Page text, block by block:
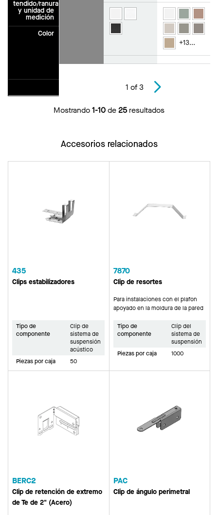
tendido/ranura
y unidad de
medición
Color
+13...
1 of3
Mostrando1-10de 25resultados
Accesorios relacionados
435
Clips estabilizadores
Tipo de
componente
Clip de
sistema de
suspensión
acústico
Piezas por caja
50
7870
Clip de resortes
Para instalaciones con el plafon
apoyado en la moldura de la pared
Tipo de
componente
Clip del
sistema de
suspensión
Piezas por caja
1000
BERC2
Clip de retención de extremo
de Te de 2" (Acero)
PAC
Clip de ángulo perimetral